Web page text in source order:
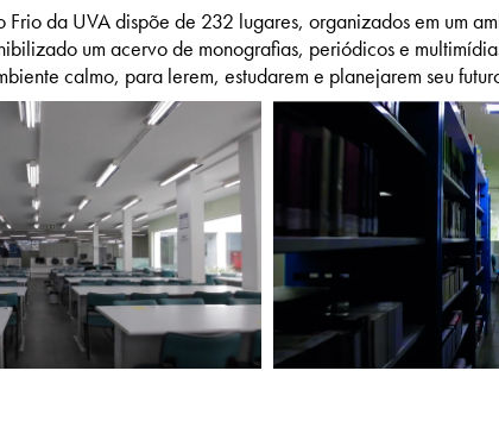
da UVA dispõe de 232 lugares, organizados em um
um acervo de monografias, periódicos e
calmo, para lerem, estudarem e planejarem seu